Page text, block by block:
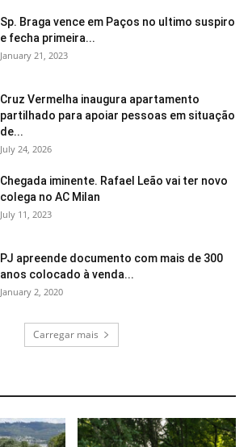
Sp. Braga vence em Paços no ultimo suspiro
e fecha primeira...
January 21, 2023
Cruz Vermelha inaugura apartamento
partilhado para apoiar pessoas em situação
de...
July 24, 2026
Chegada iminente. Rafael Leão vai ter novo
colega no AC Milan
July 11, 2023
PJ apreende documento com mais de 300
anos colocado à venda...
January 2, 2020
Carregar mais